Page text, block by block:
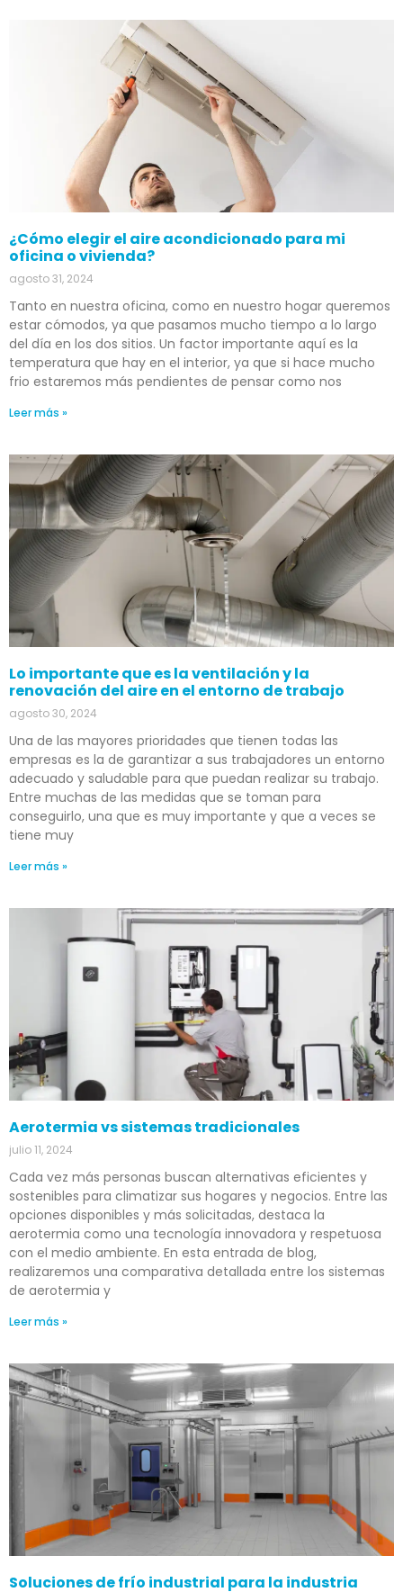
¿Cómo elegir el aire acondicionado para mi
oficina o vivienda?
agosto 31, 2024
Tanto en nuestra oficina, como en nuestro hogar queremos
estar cómodos, ya que pasamos mucho tiempo a lo largo
del día en los dos sitios. Un factor importante aquí es la
temperatura que hay en el interior, ya que si hace mucho
frio estaremos más pendientes de pensar como nos
Leer más »
Lo importante que es la ventilación y la
renovación del aire en el entorno de trabajo
agosto 30, 2024
Una de las mayores prioridades que tienen todas las
empresas es la de garantizar a sus trabajadores un entorno
adecuado y saludable para que puedan realizar su trabajo.
Entre muchas de las medidas que se toman para
conseguirlo, una que es muy importante y que a veces se
tiene muy
Leer más »
Aerotermia vs sistemas tradicionales
julio 11, 2024
Cada vez más personas buscan alternativas eficientes y
sostenibles para climatizar sus hogares y negocios. Entre las
opciones disponibles y más solicitadas, destaca la
aerotermia como una tecnología innovadora y respetuosa
con el medio ambiente. En esta entrada de blog,
realizaremos una comparativa detallada entre los sistemas
de aerotermia y
Leer más »
Soluciones de frío industrial para la industria